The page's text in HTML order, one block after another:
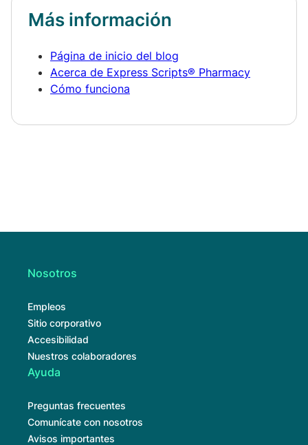
Más información
Página de inicio del blog
Acerca de Express Scripts® Pharmacy
Cómo funciona
Nosotros
Empleos
Sitio corporativo
Accesibilidad
Nuestros colaboradores
Ayuda
Preguntas frecuentes
Comunícate con nosotros
Avisos importantes